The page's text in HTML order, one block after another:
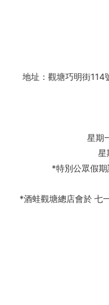
地址：觀塘巧明街114
星期
星
*特別公眾假
*酒蛙觀塘總店會於 七